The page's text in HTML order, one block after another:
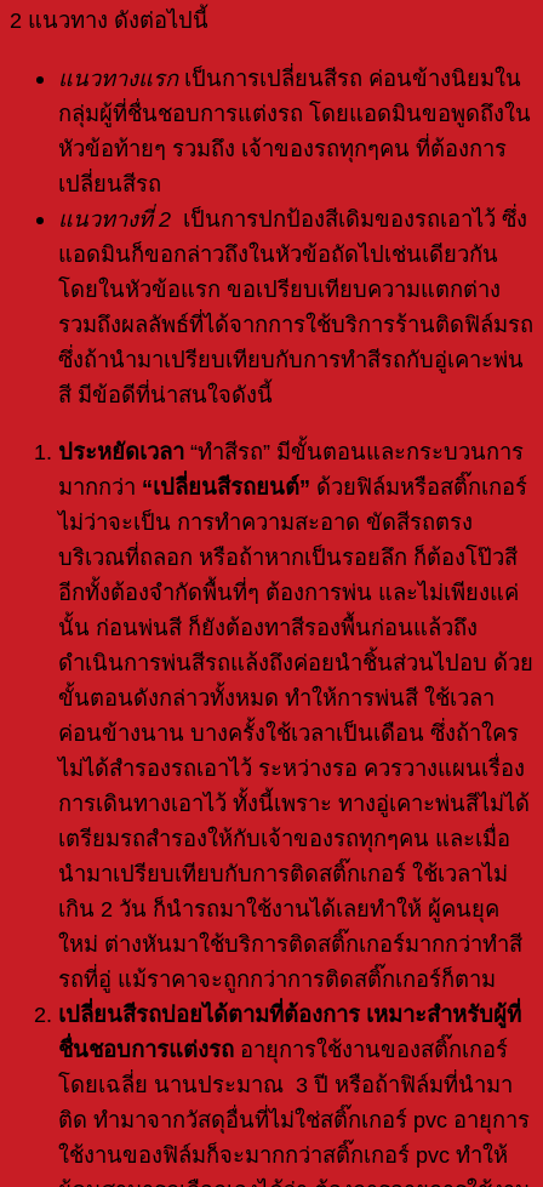
2 แนวทาง ดังต่อไปนี้
แนวทางแรก เป็นการเปลี่ยนสีรถ ค่อนข้างนิยมใน
กลุ่มผู้ที่ชื่นชอบการแต่งรถ โดยแอดมินขอพูดถึงใน
หัวข้อท้ายๆ รวมถึง เจ้าของรถทุกๆคน ที่ต้องการ
เปลี่ยนสีรถ
แนวทางที่ 2 เป็นการปกป้องสีเดิมของรถเอาไว้ ซึ่ง
แอดมินก็ขอกล่าวถึงในหัวข้อถัดไปเช่นเดียวกัน
โดยในหัวข้อแรก ขอเปรียบเทียบความแตกต่าง
รวมถึงผลลัพธ์ที่ได้จากการใช้บริการร้านติดฟิล์มรถ
ซึ่งถ้านำมาเปรียบเทียบกับการทำสีรถกับอู่เคาะพ่น
สี มีข้อดีที่น่าสนใจดังนี้
ประหยัดเวลา “ทำสีรถ” มีขั้นตอนและกระบวนการ
มากกว่า “เปลี่ยนสีรถยนต์” ด้วยฟิล์มหรือสติ๊กเกอร์
ไม่ว่าจะเป็น การทำความสะอาด ขัดสีรถตรง
บริเวณที่ถลอก หรือถ้าหากเป็นรอยลึก ก็ต้องโป๊วสี
อีกทั้งต้องจำกัดพื้นที่ๆ ต้องการพ่น และไม่เพียงแค่
นั้น ก่อนพ่นสี ก็ยังต้องทาสีรองพื้นก่อนแล้วถึง
ดำเนินการพ่นสีรถแล้งถึงค่อยนำชิ้นส่วนไปอบ ด้วย
ขั้นตอนดังกล่าวทั้งหมด ทำให้การพ่นสี ใช้เวลา
ค่อนข้างนาน บางครั้งใช้เวลาเป็นเดือน ซึ่งถ้าใคร
ไม่ได้สำรองรถเอาไว้ ระหว่างรอ ควรวางแผนเรื่อง
การเดินทางเอาไว้ ทั้งนี้เพราะ ทางอู่เคาะพ่นสีไม่ได้
เตรียมรถสำรองให้กับเจ้าของรถทุกๆคน และเมื่อ
นำมาเปรียบเทียบกับการติดสติ๊กเกอร์ ใช้เวลาไม่
เกิน 2 วัน ก็นำรถมาใช้งานได้เลยทำให้ ผู้คนยุค
ใหม่ ต่างหันมาใช้บริการติดสติ๊กเกอร์มากกว่าทำสี
รถที่อู่ แม้ราคาจะถูกกว่าการติดสติ๊กเกอร์ก็ตาม
เปลี่ยนสีรถบ่อยได้ตามที่ต้องการ เหมาะสำหรับผู้ที่
ชื่นชอบการแต่งรถ อายุการใช้งานของสติ๊กเกอร์
โดยเฉลี่ย นานประมาณ 3 ปี หรือถ้าฟิล์มที่นำมา
ติด ทำมาจากวัสดุอื่นที่ไม่ใช่สติ๊กเกอร์ pvc อายุการ
ใช้งานของฟิล์มก็จะมากกว่าสติ๊กเกอร์ pvc ทำให้